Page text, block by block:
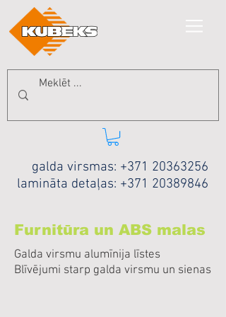
galda virsmas: +371 20363256
lamināta detaļas: +371 20389846
Furnitūra un ABS malas
Galda virsmu alumīnija līstes
Blīvējumi starp galda virsmu un sienas